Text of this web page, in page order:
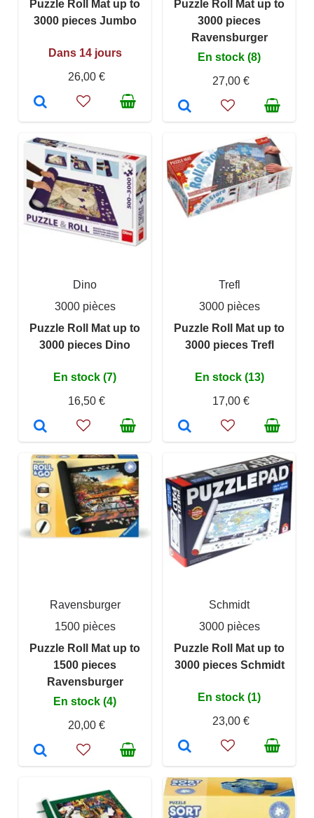
Puzzle Roll Mat up to
3000 pieces Jumbo
Dans 14 jours
26,00 €
Puzzle Roll Mat up to
3000 pieces
Ravensburger
En stock (8)
27,00 €
Dino
3000 pièces
Puzzle Roll Mat up to
3000 pieces Dino
En stock (7)
16,50 €
Trefl
3000 pièces
Puzzle Roll Mat up to
3000 pieces Trefl
En stock (13)
17,00 €
Ravensburger
1500 pièces
Puzzle Roll Mat up to
1500 pieces
Ravensburger
En stock (4)
20,00 €
Schmidt
3000 pièces
Puzzle Roll Mat up to
3000 pieces Schmidt
En stock (1)
23,00 €